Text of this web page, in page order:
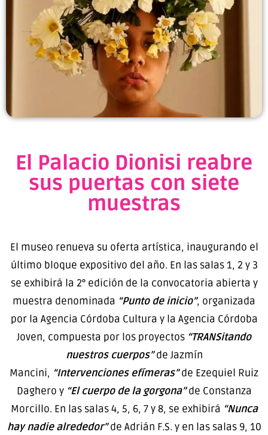
El Palacio Dionisi reabre
sus puertas con siete
muestras
El museo renueva su oferta artística, inaugurando el
último bloque expositivo del año. En las salas 1, 2 y 3
se exhibirá la 2° edición de la convocatoria abierta y
muestra denominada “Punto de inicio”, organizada
por la Agencia Córdoba Cultura y la Agencia Córdoba
Joven, compuesta por los proyectos “TRANSitando
nuestros cuerpos”de Jazmín
Mancini, “Intervenciones efímeras”de Ezequiel Ruiz
Daghero y “El cuerpo de la gorgona”de Constanza
Morcillo. En las salas 4, 5, 6, 7 y 8, se exhibirá “Nunca
hay nadie alrededor”de Adrián F.S. y en las salas 9, 10